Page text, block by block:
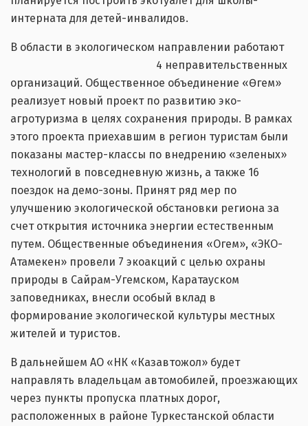
интерната для детей-инвалидов.
В области в экологическом направлении работают
4 неправительственных
организаций. Общественное объединение «Өгем»
реализует новый проект по развитию эко-
агротуризма в целях сохранения природы. В рамках
этого проекта приехавшим в регион туристам были
показаны мастер-классы по внедрению «зеленых»
технологий в повседневную жизнь, а также 16
поездок на демо-зоны. Принят ряд мер по
улучшению экологической обстановки региона за
счет открытия источника энергии естественным
путем. Общественные объединения «Огем», «ЭКО-
Атамекен» провели 7 экоакций с целью охраны
природы в Сайрам-Угемском, Каратауском
заповедниках, внесли особый вклад в
формирование экологической культуры местных
жителей и туристов.
В дальнейшем АО «НК «Казавтожол» будет
направлять владельцам автомобилей, проезжающих
через пункты пропуска платных дорог,
расположенных в районе Туркестанской области